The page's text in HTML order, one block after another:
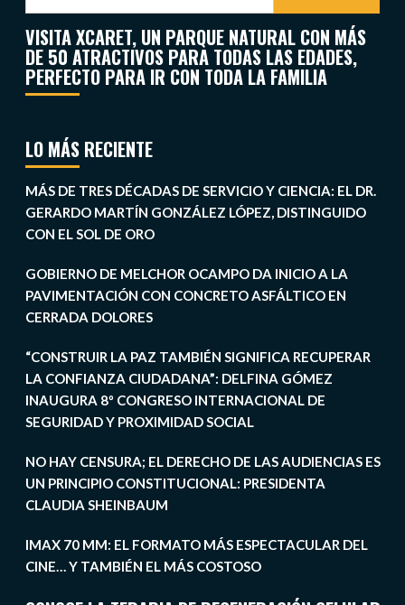
VISITA XCARET, UN PARQUE NATURAL CON MÁS
DE 50 ATRACTIVOS PARA TODAS LAS EDADES,
PERFECTO PARA IR CON TODA LA FAMILIA
LO MÁS RECIENTE
MÁS DE TRES DÉCADAS DE SERVICIO Y CIENCIA: EL DR.
GERARDO MARTÍN GONZÁLEZ LÓPEZ, DISTINGUIDO
CON EL SOL DE ORO
GOBIERNO DE MELCHOR OCAMPO DA INICIO A LA
PAVIMENTACIÓN CON CONCRETO ASFÁLTICO EN
CERRADA DOLORES
“CONSTRUIR LA PAZ TAMBIÉN SIGNIFICA RECUPERAR
LA CONFIANZA CIUDADANA”: DELFINA GÓMEZ
INAUGURA 8º CONGRESO INTERNACIONAL DE
SEGURIDAD Y PROXIMIDAD SOCIAL
NO HAY CENSURA; EL DERECHO DE LAS AUDIENCIAS ES
UN PRINCIPIO CONSTITUCIONAL: PRESIDENTA
CLAUDIA SHEINBAUM
IMAX 70 MM: EL FORMATO MÁS ESPECTACULAR DEL
CINE… Y TAMBIÉN EL MÁS COSTOSO